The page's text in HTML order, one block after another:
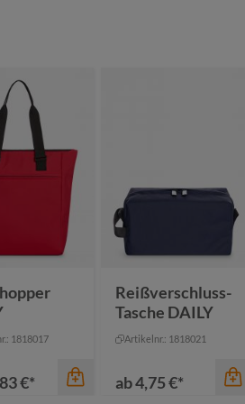
braun
schwarz
Farbe
1818017
€*
Reißverschluss-
Tasche DAILY
Artikelnr.: 1818021
ab4,75 €*